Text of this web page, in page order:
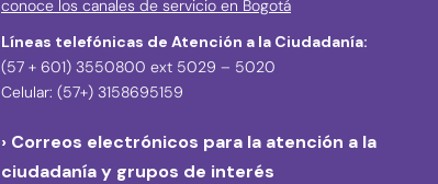
conoce los canales de servicio en Bogotá
Líneas telefónicas de Atención a la Ciudadanía:
(57 + 601) 3550800 ext 5029 – 5020
Celular: (57+) 3158695159
› Correos electrónicos para la atención a la
ciudadanía y grupos de interés